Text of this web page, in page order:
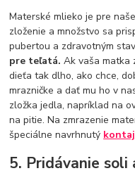
Materské mlieko je pre
zloženie a množstvo sa
pubertou a zdravotným
pre teľatá.Ak vaša matka
dieťa tak dlho, ako chce,
mrazničke a dať mu ho v
zložka jedla, napríklad na
na pitie. Na zmrazenie
špeciálne navrhnutý
5. Pridávanie soli